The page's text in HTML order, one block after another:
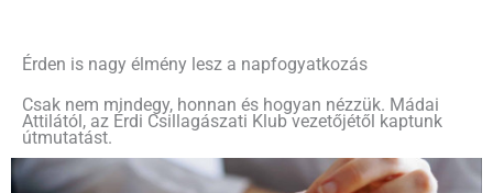
Érden is nagy élmény lesz a napfogyatkozás
Csak nem mindegy, honnan és hogyan nézzük. Mádai
Attilától, az Érdi Csillagászati Klub vezetőjétől kaptunk
útmutatást.